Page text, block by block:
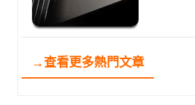
→查看更多熱門文章